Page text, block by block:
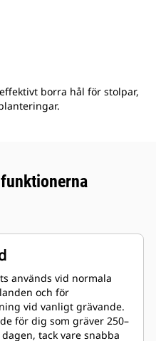
borra hål för stolpar,
används vid normala
och för
vid vanligt grävande.
för dig som gräver 250–
tack vare snabba